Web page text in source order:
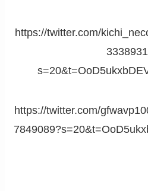
https://twitter.com/
https://twitter.com/